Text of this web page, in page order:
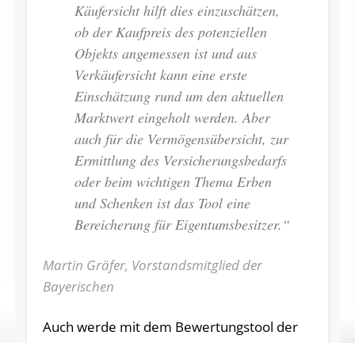
Käufersicht hilft dies einzuschätzen,
ob der Kaufpreis des potenziellen
Objekts angemessen ist und aus
Verkäufersicht kann eine erste
Einschätzung rund um den aktuellen
Marktwert eingeholt werden. Aber
auch für die Vermögensübersicht, zur
Ermittlung des Versicherungsbedarfs
oder beim wichtigen Thema Erben
und Schenken ist das Tool eine
Bereicherung für Eigentumsbesitzer.“
Martin Gräfer, Vorstandsmitglied der
Bayerischen
Auch werde mit dem Bewertungstool der